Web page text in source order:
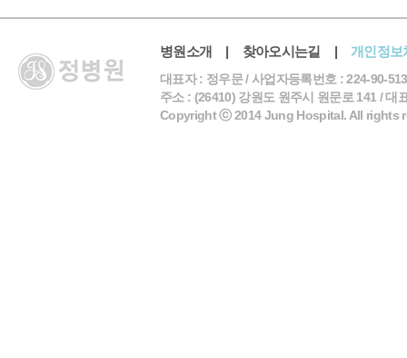
병원소개 | 찾아오시는길 | 개인정보
대표자 : 정우문 / 사업자등록번호 : 224-90-
주소 : (26410) 강원도 원주시 원문로 141 / 대
Copyright ⓒ 2014 Jung Hospital. All rights